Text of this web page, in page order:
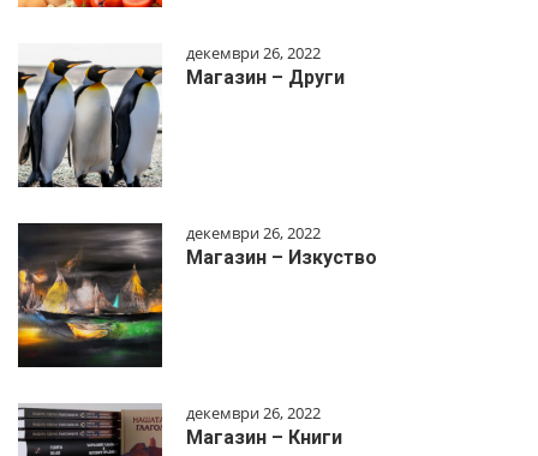
декември 26, 2022
Магазин – Други
декември 26, 2022
Магазин – Изкуство
декември 26, 2022
Магазин – Книги